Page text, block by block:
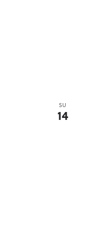
SU
14